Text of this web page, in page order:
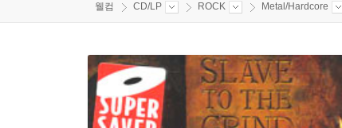
웰컴 CD/LP ROCK Metal/Hardcore